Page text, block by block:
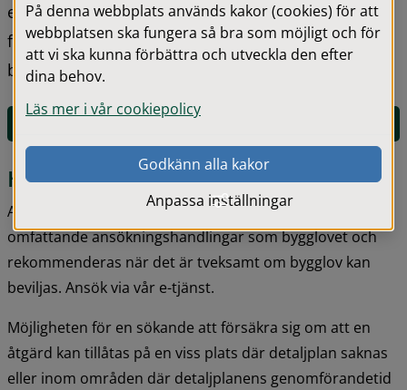
ett förhandsbesked. Förhandsbeskedet är ett sätt
för dig att tidigt få reda på om det du planerar att
bygga över huvud taget är möjligt att bygga.
Hur söker jag förhandsbesked?
Att ansöka om ett förhandsbesked kräver inte lika
omfattande ansökningshandlingar som bygglovet och
rekommenderas när det är tveksamt om bygglov kan
beviljas. Ansök via vår e-tjänst.
Möjligheten för en sökande att försäkra sig om att en
åtgärd kan tillåtas på en viss plats där detaljplan saknas
eller inom områden där detaljplanens genomförandetid
På denna webbplats används kakor (cookies) för att
webbplatsen ska fungera så bra som möjligt och för
att vi ska kunna förbättra och utveckla den efter
dina behov.
Läs mer i vår cookiepolicy
Godkänn alla kakor
Anpassa inställningar